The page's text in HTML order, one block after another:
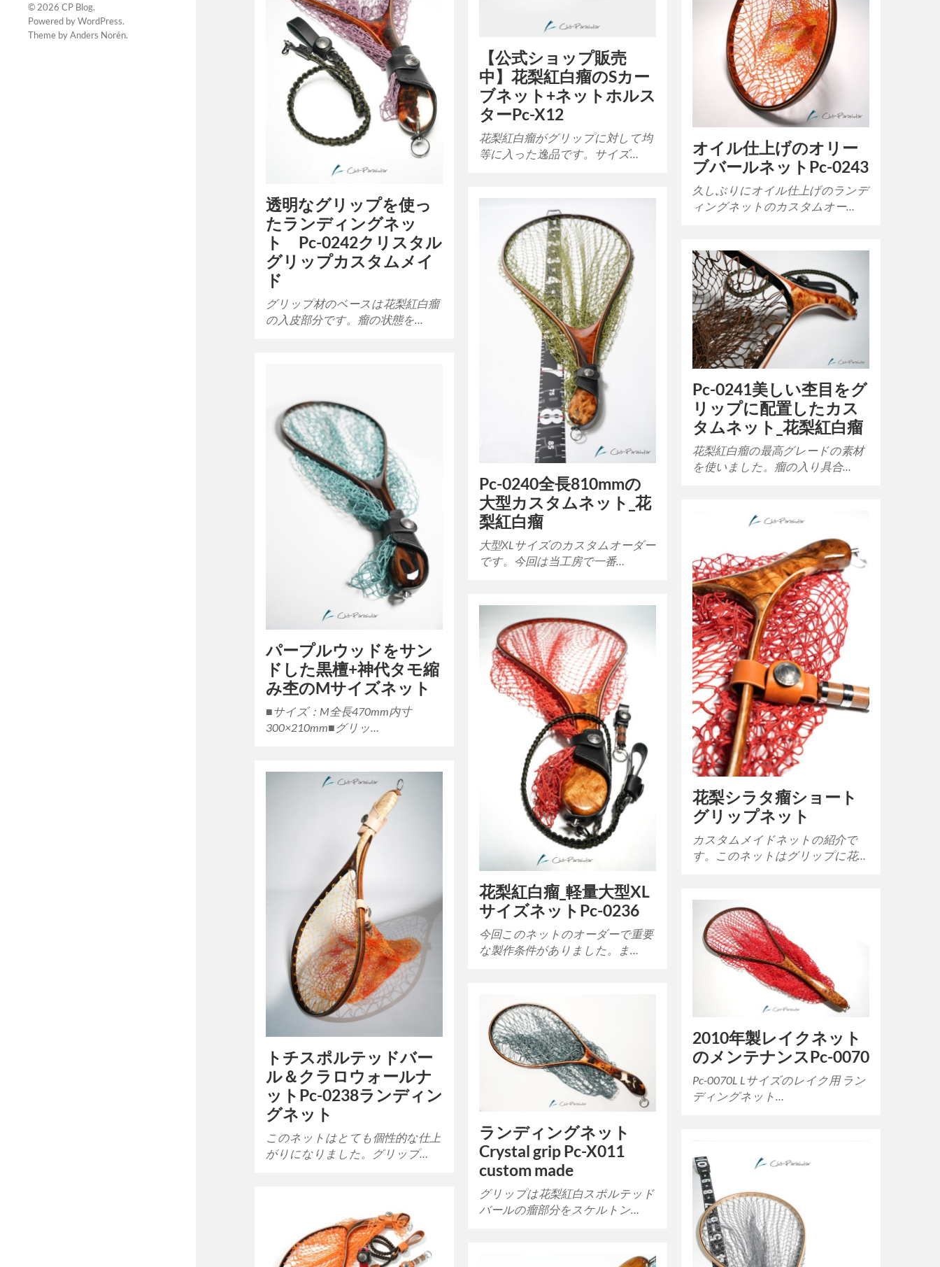
© 2026 CP Blog.
Powered byWordPress.
Theme byAnders Norén.
【公式ショップ販売
中】花梨紅白瘤のSカー
ブネット+ネットホルス
ターPc-X12
花梨紅白瘤がグリップに対して均
等に入った逸品です。サイズ…
オイル仕上げのオリー
ブバールネットPc-0243
久しぶりにオイル仕上げのランデ
ィングネットのカスタムオー…
透明なグリップを使っ
たランディングネッ
ト Pc-0242クリスタル
グリップカスタムメイ
ド
グリップ材のベースは花梨紅白瘤
の入皮部分です。瘤の状態を…
Pc-0240全長810mmの
大型カスタムネット_花
梨紅白瘤
大型XLサイズのカスタムオーダー
です。今回は当工房で一番…
Pc-0241美しい杢目をグ
リップに配置したカス
タムネット_花梨紅白瘤
花梨紅白瘤の最高グレードの素材
を使いました。瘤の入り具合…
パープルウッドをサン
ドした黒檀+神代タモ縮
み杢のMサイズネット
■サイズ：M全長470mm内寸
300×210mm■グリッ…
花梨シラタ瘤ショート
グリップネット
カスタムメイドネットの紹介で
す。このネットはグリップに花…
花梨紅白瘤_軽量大型XL
サイズネットPc-0236
今回このネットのオーダーで重要
な製作条件がありました。ま…
トチスポルテッドバー
ル＆クラロウォールナ
ットPc-0238ランディン
グネット
このネットはとても個性的な仕上
がりになりました。グリップ…
2010年製レイクネット
のメンテナンスPc-0070
Pc-0070L Lサイズのレイク用 ラン
ディングネット…
ランディングネット
Crystal grip Pc-X011
custom made
グリップは花梨紅白スポルテッド
バールの瘤部分をスケルトン…